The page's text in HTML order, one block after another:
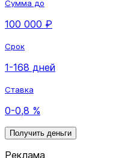
Сумма до
100 000 ₽
Срок
1-168 дней
Ставка
0-0,8 %
Получить деньги
Реклама